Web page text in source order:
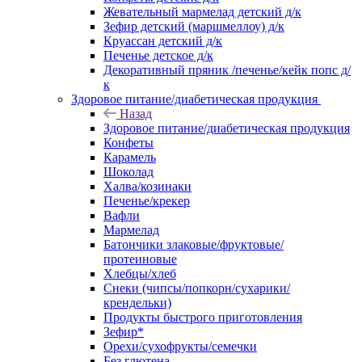
Жевательный мармелад детский д/к
Зефир детский (маршмеллоу) д/к
Круассан детский д/к
Печенье детское д/к
Декоративный пряник /печенье/кейк попс д/
к
Здоровое питание/диабетическая продукция
Назад
Здоровое питание/диабетическая продукция
Конфеты
Карамель
Шоколад
Халва/козинаки
Печенье/крекер
Вафли
Мармелад
Батончики злаковые/фруктовые/
протеиновые
Хлебцы/хлеб
Снеки (чипсы/попкорн/сухарики/
крендельки)
Продукты быстрого приготовления
Зефир*
Орехи/сухофрукты/семечки